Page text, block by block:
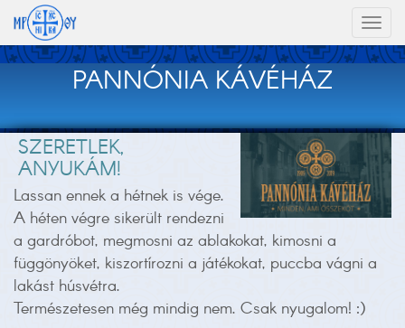
PANNÓNIA KÁVÉHÁZ
SZERETLEK,
ANYUKÁM!
Lassan ennek a hétnek is vége.
A héten végre sikerült rendezni
a gardróbot, megmosni az ablakokat, kimosni a
függönyöket, kiszortírozni a játékokat, puccba vágni a
lakást húsvétra.
Természetesen még mindig nem. Csak nyugalom! :)